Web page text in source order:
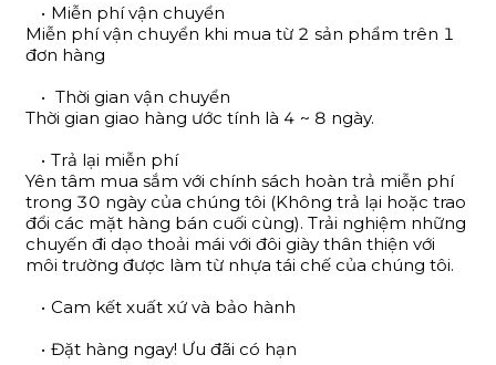
Miễn phí vận chuyển
Miễn phí vận chuyển khi mua từ 2 sản phẩm trên 1
đơn hàng
Thời gian vận chuyển
Thời gian giao hàng ước tính là 4 ~ 8 ngày.
Trả lại miễn phí
Yên tâm mua sắm với chính sách hoàn trả miễn phí
trong 30 ngày của chúng tôi (Không trả lại hoặc trao
đổi các mặt hàng bán cuối cùng). Trải nghiệm những
chuyến đi dạo thoải mái với đôi giày thân thiện với
môi trường được làm từ nhựa tái chế của chúng tôi.
Cam kết xuất xứ và bảo hành
Đặt hàng ngay! Ưu đãi có hạn